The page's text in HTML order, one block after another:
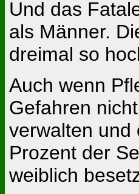
Und das
als Männer.
dreimal so
Auch wenn
Gefahren
verwalten und
Prozent der
weiblich